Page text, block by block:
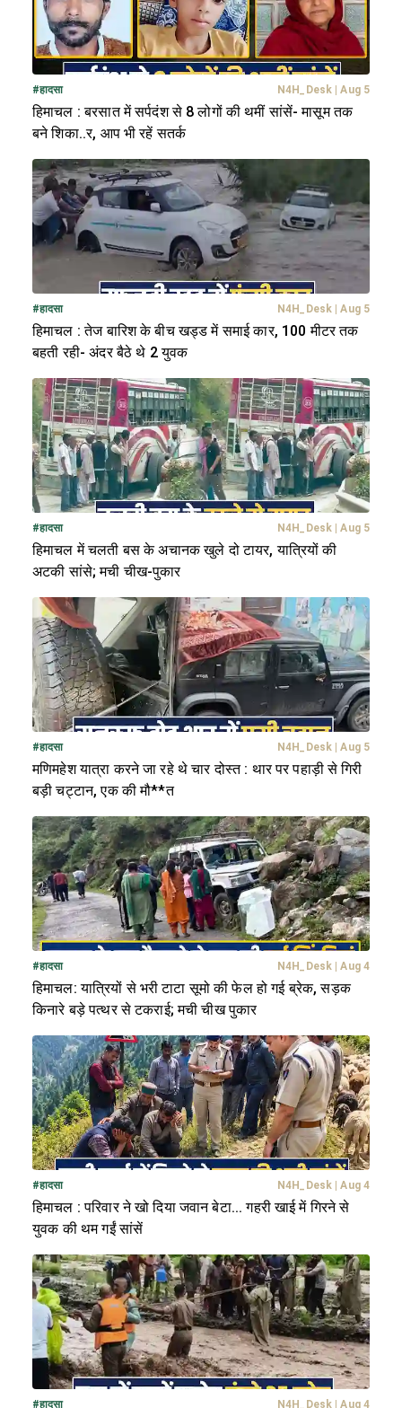
#हादसा N4H_Desk Aug 5
हिमाचल : बरसात में सर्पदंश से 8 लोगों की थमीं सांसें- मासूम तक
बने शिका..र, आप भी रहें सतर्क
#हादसा N4H_Desk Aug 5
हिमाचल : तेज बारिश के बीच खड्ड में समाई कार, 100 मीटर तक
बहती रही- अंदर बैठे थे 2 युवक
#हादसा N4H_Desk Aug 5
हिमाचल में चलती बस के अचानक खुले दो टायर, यात्रियों की
अटकी सांसे; मची चीख-पुकार
#हादसा N4H_Desk Aug 5
मणिमहेश यात्रा करने जा रहे थे चार दोस्त : थार पर पहाड़ी से गिरी
बड़ी चट्टान, एक की मौ**त
#हादसा N4H_Desk Aug 4
हिमाचल: यात्रियों से भरी टाटा सूमो की फेल हो गई ब्रेक, सड़क
किनारे बड़े पत्थर से टकराई; मची चीख पुकार
#हादसा N4H_Desk Aug 4
हिमाचल : परिवार ने खो दिया जवान बेटा... गहरी खाई में गिरने से
युवक की थम गईं सांसें
#हादसा N4H_Desk Aug 4